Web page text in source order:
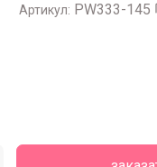
Артикул: PW333-145